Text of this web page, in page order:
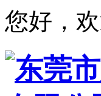
您好，